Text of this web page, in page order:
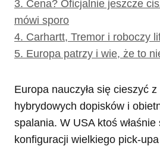
3. Cena? Oficjalnie jeszcze
mówi sporo
4. Carhartt, Tremor i roboczy
5. Europa patrzy i wie, że to
Europa nauczyła się cieszyć z
hybrydowych dopisków i
spalania. W USA ktoś właśnie
konfiguracji wielkiego pick-